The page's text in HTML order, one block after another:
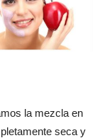
la mezcla en
seca y